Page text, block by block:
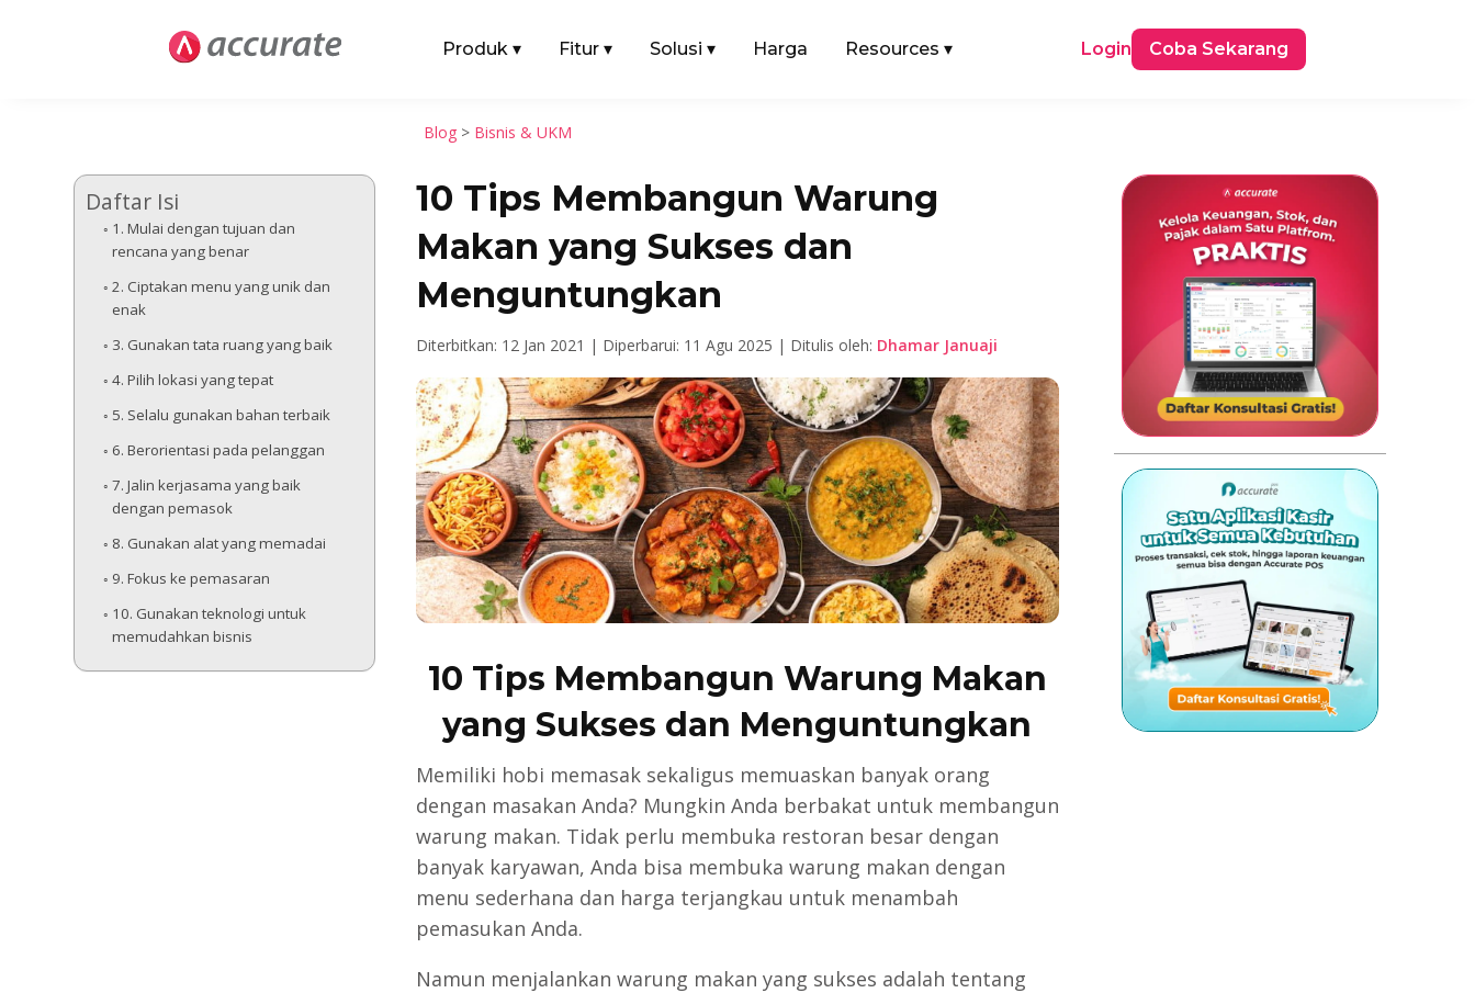
Produk ▾ Fitur ▾ Solusi ▾ Harga Resources ▾ Login Coba Sekarang
Blog > Bisnis & UKM
Daftar Isi
1. Mulai dengan tujuan dan
rencana yang benar
2. Ciptakan menu yang unik dan
enak
3. Gunakan tata ruang yang baik
4. Pilih lokasi yang tepat
5. Selalu gunakan bahan terbaik
6. Berorientasi pada pelanggan
7. Jalin kerjasama yang baik
dengan pemasok
8. Gunakan alat yang memadai
9. Fokus ke pemasaran
10. Gunakan teknologi untuk
memudahkan bisnis
10 Tips Membangun Warung
Makan yang Sukses dan
Menguntungkan
Diterbitkan: 12 Jan 2021 | Diperbarui: 11 Agu 2025 | Ditulis oleh: Dhamar Januaji
10 Tips Membangun Warung Makan
yang Sukses dan Menguntungkan
Memiliki hobi memasak sekaligus memuaskan banyak orang
dengan masakan Anda? Mungkin Anda berbakat untuk membangun
warung makan. Tidak perlu membuka restoran besar dengan
banyak karyawan, Anda bisa membuka warung makan dengan
menu sederhana dan harga terjangkau untuk menambah
pemasukan Anda.
Namun menjalankan warung makan yang sukses adalah tentang